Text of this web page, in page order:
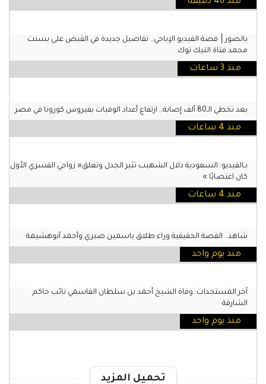
منذ 46 دقيقة
بالصور│ قصة الفيديو الإباحي.. تفاصيل جديدة في القبض على بسنت
محمد فتاة التيك توك
منذ 3 ساعات
بعد تخطي الـ80 ألف إصابة.. ارتفاع أعداد الوفيات بفيروس كورونا في مصر
منذ 4 ساعات
بـالفيديو: السعودية دلال الشهيب تثير الجدل وتعلق« زواجي القسري الأول
كان اغتصابًا »
منذ 4 ساعات
شاهد.. القصة الحقيقية وراء طلاق ياسمين صبري وأحمد أبوهشيمة
منذ يوم واحد
آخر المستجدات: وفاة الشيخ أحمد بن سلطان القاسمي نائب حاكم
الشارقة
منذ يوم واحد
تحميل المزيد